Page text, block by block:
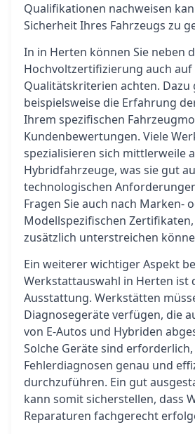
Qualifikationen nachweisen
Sicherheit Ihres Fahrzeugs zu
In in Herten können Sie neben
Hochvoltzertifizierung auch auf
Qualitätskriterien achten. Dazu
beispielsweise die Erfahrung
Ihrem spezifischen
Kundenbewertungen. Viele
spezialisieren sich mittlerweile
Hybridfahrzeuge, was sie gut
technologischen
Fragen Sie auch nach Marken-
Modellspezifischen
zusätzlich unterstreichen
Ein weiterer wichtiger Aspekt
Werkstattauswahl in Herten ist
Ausstattung. Werkstätten
Diagnosegeräte verfügen, die
von E-Autos und Hybriden
Solche Geräte sind
Fehlerdiagnosen genau und
durchzuführen. Ein gut
kann somit sicherstellen, dass
Reparaturen fachgerecht